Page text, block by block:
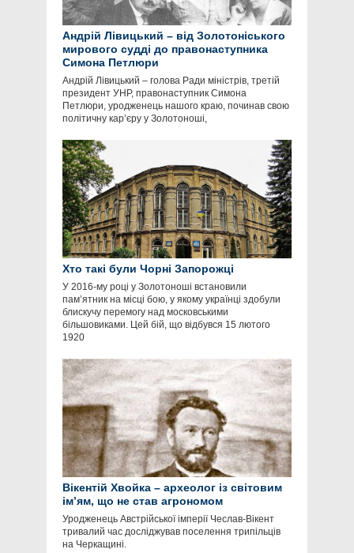
Андрій Лівицький – від Золотоніського
мирового судді до правонаступника
Симона Петлюри
Андрій Лівицький – голова Ради міністрів, третій
президент УНР, правонаступник Симона
Петлюри, уродженець нашого краю, починав свою
політичну кар’єру у Золотоноші,
Хто такі були Чорні Запорожці
У 2016-му році у Золотоноші встановили
пам’ятник на місці бою, у якому українці здобули
блискучу перемогу над московськими
більшовиками. Цей бій, що відбувся 15 лютого
1920
Вікентій Хвойка – археолог із світовим
ім’ям, що не став агрономом
Уродженець Австрійської імперії Чеслав-Вікент
тривалий час досліджував поселення трипільців
на Черкащині.